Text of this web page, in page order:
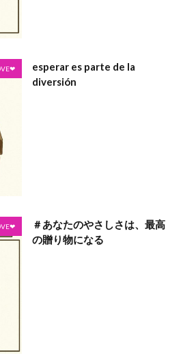
esperar es parte de la
diversión
＃あなたのやさしさは、最高
の贈り物になる